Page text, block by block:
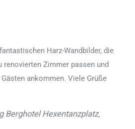
Harz-Wandbilder, die
renovierten Zimmer passen und
ankommen. Viele Grüße
Berghotel Hexentanzplatz,